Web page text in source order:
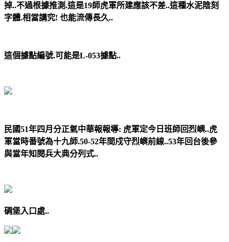
掉..不過根據推測.這是19師虎軍所建應該不差..這種水泥陰刻
字體.相當講究! 也能流傳長久..
這個據點編號.可能是L-053據點..
民國51年四月分正氣中華報報導: 虎軍定今日班師回烈嶼..虎
軍當時番號為十九師.50-52年間戍守烈嶼前線..53年回台後參
與當年知閱兵大典分列式..
碉堡入口處..